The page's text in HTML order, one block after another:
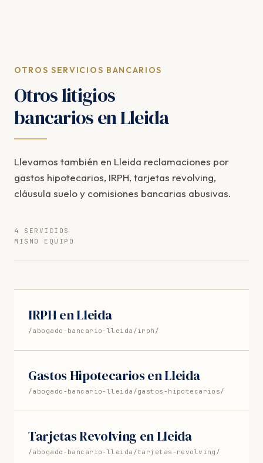
OTROS SERVICIOS BANCARIOS
Otros litigios
bancarios en Lleida
Llevamos también en Lleida reclamaciones por
gastos hipotecarios, IRPH, tarjetas revolving,
cláusula suelo y comisiones bancarias abusivas.
4 SERVICIOS
MISMO EQUIPO
IRPH en Lleida
/abogado-bancario-lleida/irph/
Gastos Hipotecarios en Lleida
/abogado-bancario-lleida/gastos-hipotecarios/
Tarjetas Revolving en Lleida
/abogado-bancario-lleida/tarjetas-revolving/